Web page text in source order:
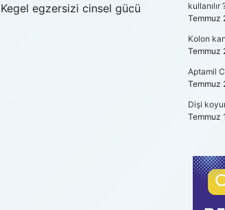
egzersizi cinsel gücü
kullanılır
Temmuz
Kolon
Temmuz
Aptamil
Temmuz
Dişi
Temmuz